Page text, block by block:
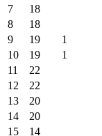
7
18
8
18
9
19 1
10
19 1
11
22
12
22
13
20
14
20
15
14